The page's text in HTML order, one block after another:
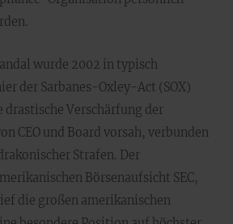
wurde 2002 in typisch
der Sarbanes-Oxley-Act (SOX)
Verschärfung der
CEO und Board vorsah, verbunden
Strafen. Der
Börsenaufsicht SEC,
die großen amerikanischen